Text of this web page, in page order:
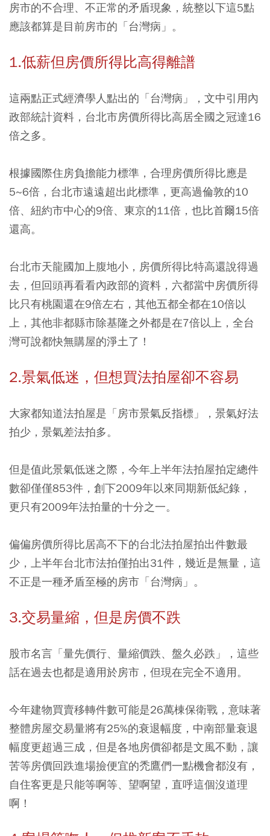
房市的不合理、不正常的矛盾現象，統整以下這5點
應該都算是目前房市的「台灣病」。
1.低薪但房價所得比高得離譜
這兩點正式經濟學人點出的「台灣病」，文中引用內
政部統計資料，台北市房價所得比高居全國之冠達16
倍之多。
根據國際住房負擔能力標準，合理房價所得比應是
5~6倍，台北市遠遠超出此標準，更高過倫敦的10
倍、紐約市中心的9倍、東京的11倍，也比首爾15倍
還高。
台北市天龍國加上腹地小，房價所得比特高還說得過
去，但回頭再看看內政部的資料，六都當中房價所得
比只有桃園還在9倍左右，其他五都全都在10倍以
上，其他非都縣市除基隆之外都是在7倍以上，全台
灣可說都快無購屋的淨土了！
2.景氣低迷，但想買法拍屋卻不容易
大家都知道法拍屋是「房市景氣反指標」，景氣好法
拍少，景氣差法拍多。
但是值此景氣低迷之際，今年上半年法拍屋拍定總件
數卻僅僅853件，創下2009年以來同期新低紀錄，
更只有2009年法拍量的十分之一。
偏偏房價所得比居高不下的台北法拍屋拍出件數最
少，上半年台北市法拍僅拍出31件，幾近是無量，這
不正是一種矛盾至極的房市「台灣病」。
3.交易量縮，但是房價不跌
股市名言「量先價行、量縮價跌、盤久必跌」，這些
話在過去也都是適用於房市，但現在完全不適用。
今年建物買賣移轉件數可能是26萬棟保衛戰，意味著
整體房屋交易量將有25%的衰退幅度，中南部量衰退
幅度更超過三成 ，但是各地房價卻都是文風不動，讓
苦等房價回跌進場撿便宜的禿鷹們一點機會都沒有，
自住客更是只能等啊等、望啊望，直呼這個沒道理
啊！